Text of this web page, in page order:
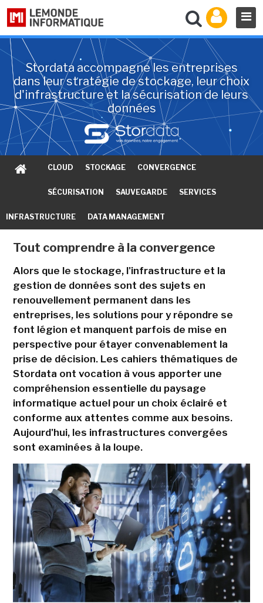
Stordata accompagne les entreprises
dans leur stratégie de stockage, leur choix
d'infrastructure et la sécurisation de leurs
données
CLOUD STOCKAGE CONVERGENCE
SÉCURISATION SAUVEGARDE SERVICES
INFRASTRUCTURE DATA MANAGEMENT
Tout comprendre à la convergence
Alors que le stockage, l'infrastructure et la
gestion de données sont des sujets en
renouvellement permanent dans les
entreprises, les solutions pour y répondre se
font légion et manquent parfois de mise en
perspective pour étayer convenablement la
prise de décision. Les cahiers thématiques de
Stordata ont vocation à vous apporter une
compréhension essentielle du paysage
informatique actuel pour un choix éclairé et
conforme aux attentes comme aux besoins.
Aujourd'hui, les infrastructures convergées
sont examinées à la loupe.